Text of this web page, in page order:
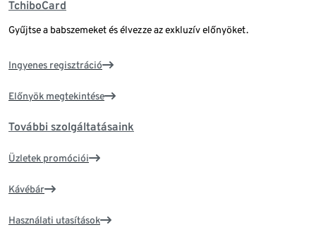
TchiboCard
Gyűjtse a babszemeket és élvezze az exkluzív előnyöket.
Ingyenes regisztráció
Előnyök megtekintése
További szolgáltatásaink
Üzletek promóciói
Kávébár
Használati utasítások